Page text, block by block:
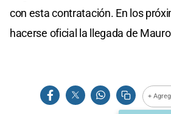
con esta contratación. En los
hacerse oficial la llegada de
+